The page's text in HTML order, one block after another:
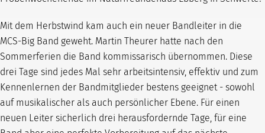
Mit dem Herbstwind kam auch ein neuer Bandleiter in die
MCS-Big Band geweht. Martin Theurer hatte nach den
Sommerferien die Band kommissarisch übernommen. Diese
drei Tage sind jedes Mal sehr arbeitsintensiv, effektiv und zum
Kennenlernen der Bandmitglieder bestens geeignet - sowohl
auf musikalischer als auch persönlicher Ebene. Für einen
neuen Leiter sicherlich drei herausfordernde Tage, für eine